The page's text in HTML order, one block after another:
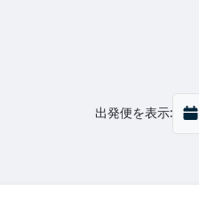
出発便を表示: